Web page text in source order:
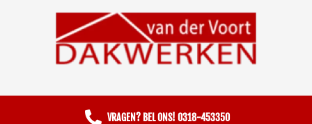
VRAGEN? BEL ONS! 0318-453350